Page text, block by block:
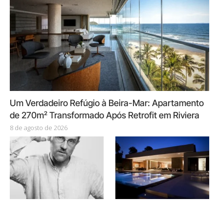
Um Verdadeiro Refúgio à Beira-Mar: Apartamento
de 270m² Transformado Após Retrofit em Riviera
8 de agosto de 2026